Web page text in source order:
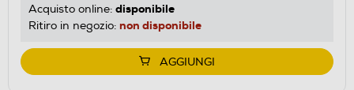
Acquisto online: disponibile
Ritiro in negozio: non disponibile
AGGIUNGI